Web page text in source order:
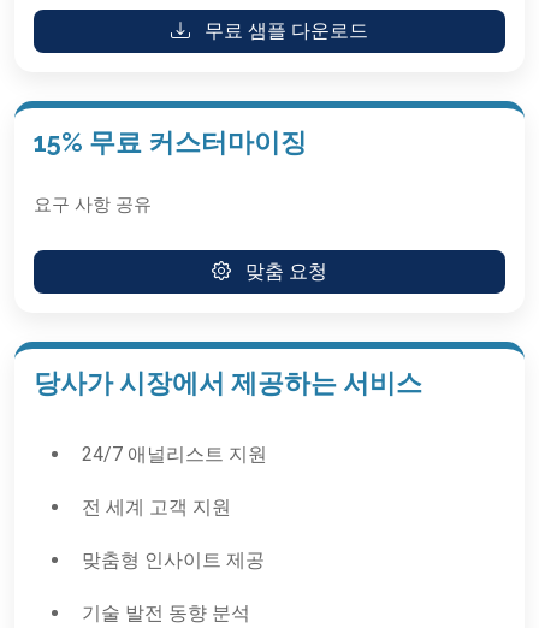
무료 샘플 다운로드
15% 무료 커스터마이징
요구 사항 공유
맞춤 요청
당사가 시장에서 제공하는 서비스
24/7 애널리스트 지원
전 세계 고객 지원
맞춤형 인사이트 제공
기술 발전 동향 분석